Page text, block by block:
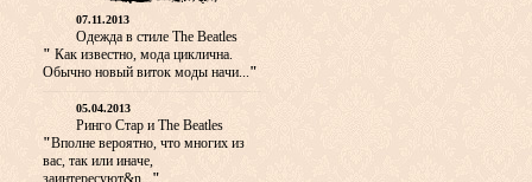
07.11.2013
Одежда в стиле The Beatles
" Как известно, мода циклична.
Обычно новый виток моды начи..."
05.04.2013
Ринго Стар и The Beatles
"Вполне вероятно, что многих из
вас, так или иначе,
заинтересуют&n..."